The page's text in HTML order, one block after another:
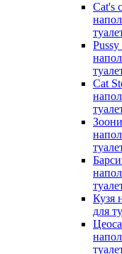
Cat's
Pussy
Cat
Кузя
для